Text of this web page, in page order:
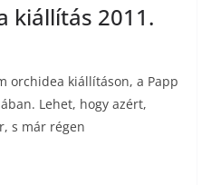
kiállítás 2011.
orchidea kiállításon, a Papp
Lehet, hogy azért,
s már régen